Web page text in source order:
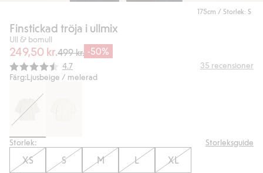
175cm / Storlek: S
Finstickad tröja i ullmix
Ull & bomull
249,50 kr.499 kr. -50%
Snittbetyg:
4.7 35 recensioner
Färg:Ljusbeige / melerad
Storlek: Storleksguide
XS S M L XL